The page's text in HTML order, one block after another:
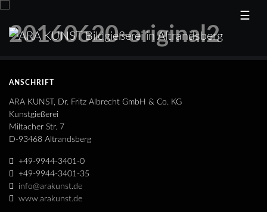
☰
20160620-original2
ANSCHRIFT
ARA KUNST, Dr. Fritz Albrecht GmbH & Co. KG
Kunstgießerei
Miltacher Str. 7
D-93468 Altrandsberg
+49-9944-3401-0
+49-9944-3401-35
info@arakunst.de
www.arakunst.de